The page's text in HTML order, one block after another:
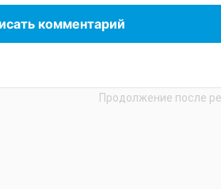
комментарий